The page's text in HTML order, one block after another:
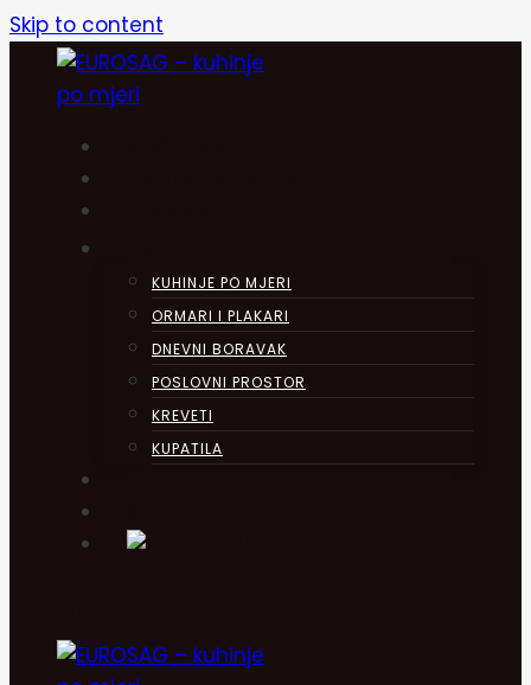
Skip to content
KUHINJE PO MJERI
ORMARI I PLAKARI
DNEVNI BORAVAK
POSLOVNI PROSTOR
KREVETI
KUPATILA